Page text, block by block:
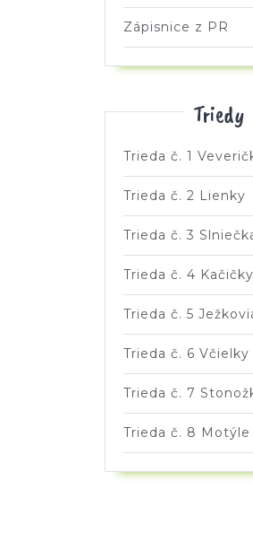
Zápisnice z PR
Triedy
Trieda č. 1
Trieda č. 2 Lienky
Trieda č. 3
Trieda č. 4 Kačičky
Trieda č. 5
Trieda č. 6 Včielky
Trieda č. 7
Trieda č. 8 Motýle